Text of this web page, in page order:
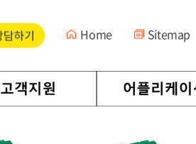
Home Sitemap